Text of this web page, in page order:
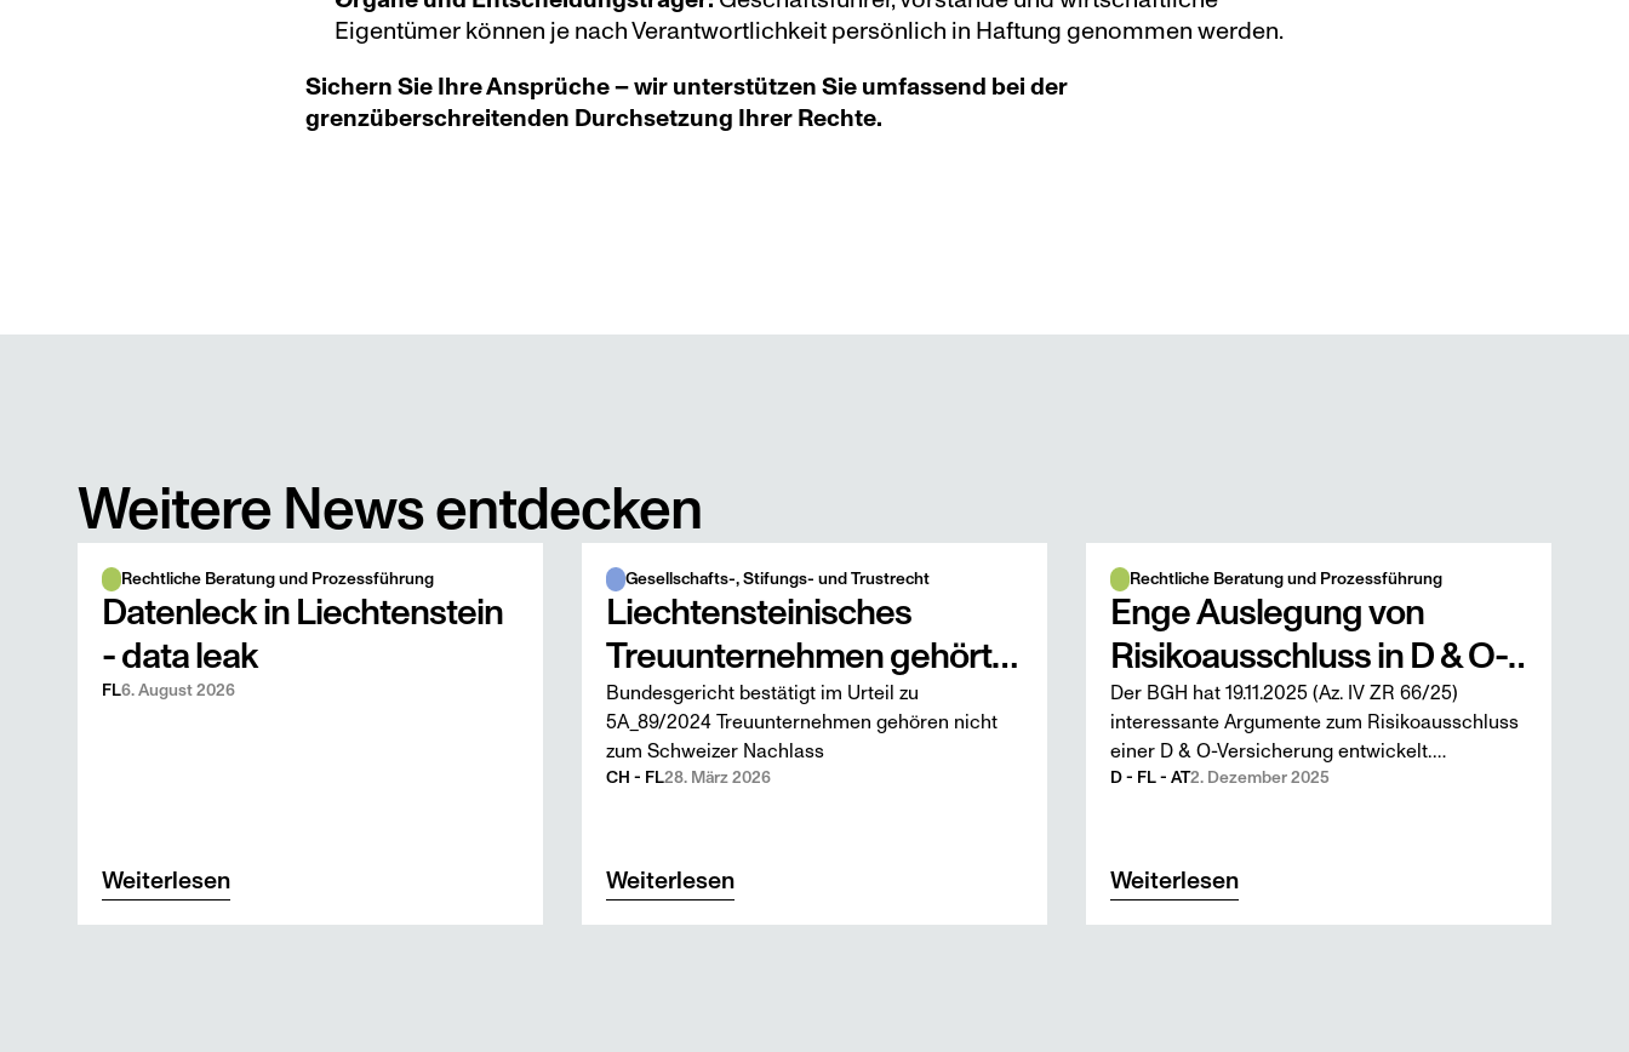
Eigentümer können je nach Verantwortlichkeit persönlich in Haftung genommen werden.
Sichern Sie Ihre Ansprüche – wir unterstützen Sie umfassend bei der
grenzüberschreitenden Durchsetzung Ihrer Rechte.
Weitere News entdecken
Rechtliche Beratung und Prozessführung
Datenleck in Liechtenstein
- data leak
FL6. August 2026
Weiterlesen
Gesellschafts-, Stifungs- und Trustrecht
Liechtensteinisches
Treuunternehmen gehört
nicht zum Schweizer
Nachlass
Bundesgericht bestätigt im Urteil zu
5A_89/2024 Treuunternehmen gehören nicht
zum Schweizer Nachlass
CH - FL28. März 2026
Weiterlesen
Rechtliche Beratung und Prozessführung
Enge Auslegung von
Risikoausschluss in D & O-
Versicherung
Der BGH hat 19.11.2025 (Az. IV ZR 66/25)
interessante Argumente zum Risikoausschluss
einer D & O-Versicherung entwickelt.
Höchstgerichte in AT, FL und CH könnten sich
D - FL - AT2. Dezember 2025
Weiterlesen